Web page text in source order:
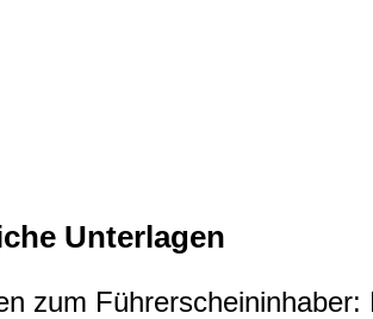
Unterlagen
zum Führerscheininhaber: